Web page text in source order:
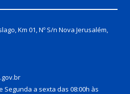
Km 01, Nº S/n Nova Jerusalém,
a sexta das 08:00h às